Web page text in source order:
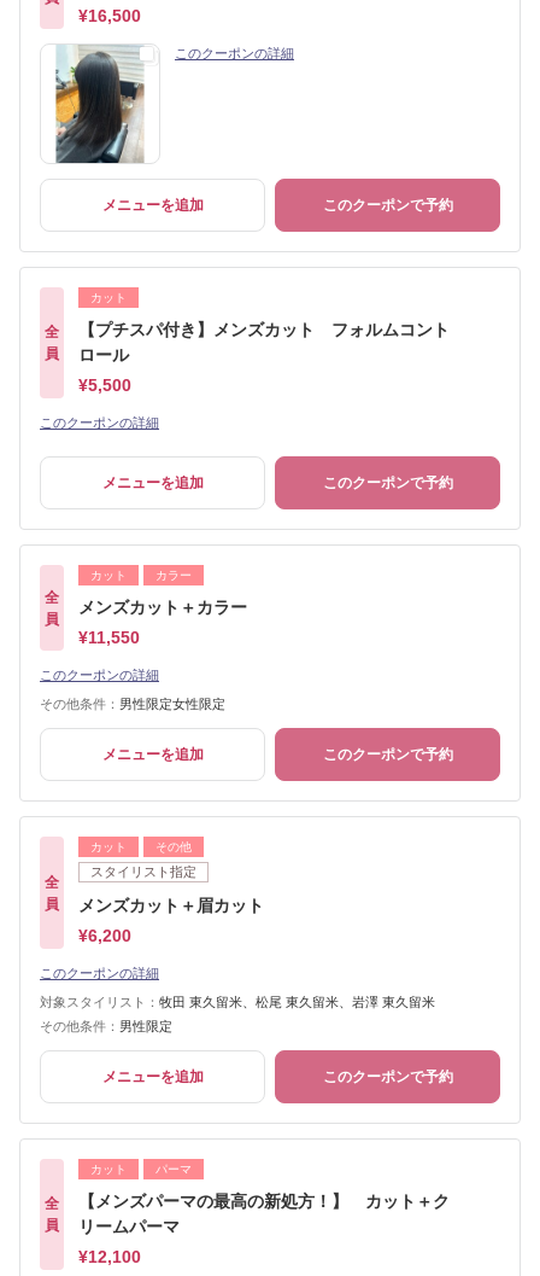
¥16,500
このクーポンの詳細
メニューを追加 このクーポンで予約
全
員
カット
【プチスパ付き】メンズカット フォルムコント
ロール
¥5,500
このクーポンの詳細
メニューを追加 このクーポンで予約
全
員
カット カラー
メンズカット＋カラー
¥11,550
このクーポンの詳細
その他条件： 男性限定女性限定
メニューを追加 このクーポンで予約
全
員
カット その他
スタイリスト指定
メンズカット＋眉カット
¥6,200
このクーポンの詳細
対象スタイリスト： 牧田 東久留米、松尾 東久留米、岩澤 東久留米
その他条件： 男性限定
メニューを追加 このクーポンで予約
全
員
カット パーマ
【メンズパーマの最高の新処方！】 カット＋ク
リームパーマ
¥12,100